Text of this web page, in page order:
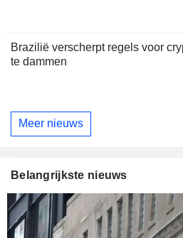
Brazilië verscherpt regels voor
te dammen
Meer nieuws
Belangrijkste nieuws